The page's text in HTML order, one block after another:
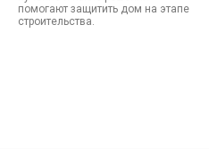
помогают защитить дом на этапе
строительства.